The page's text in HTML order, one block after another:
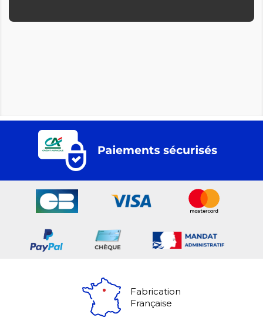
Fabrication
Française